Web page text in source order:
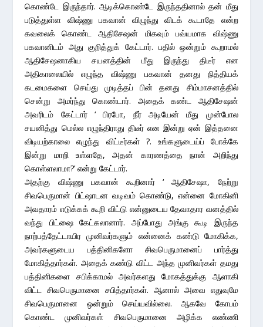
கொண்டே இருந்தார். ஆடிக்கொண்டே இருந்ததினால் தன் மீது
படுத்துள்ள விஷ்ணு பகவான் விழுந்து விடக் கூடாதே என்ற
கவலைக் கொண்ட ஆதிசேஷன் மிகவும் பவ்யமாக விஷ்ணு
பகவானிடம் அது குறித்துக் கேட்டார். பதில் ஒன்றும் கூறாமல்
ஆதிசேஷனாகிய சயனத்தின் மீது இருந்து திடீர் என
அதிகாலையில் எழுந்த விஷ்ணு பகவான் தனது நித்தியக்
கடமைகளை செய்து முடித்தப் பின் தனது சிம்மாசனத்தில்
சென்று அமர்ந்து கொண்டார். அதைக் கண்ட ஆதிசேஷன்
அவரிடம் கேட்டார் ‘ பிரபோ, நீர் அடியேன் மீது முன்போல
சயனித்து மெல்ல எழுந்திராது திடீர் என இன்று ஏன் இத்தனை
விடியற்காலை எழுந்து விட்டீர்கள் ?. உங்களுடைய்ப் போக்கே
இன்று மாறி உள்ளதே, அதன் காரணத்தை நான் அறிந்து
கொள்ளலாமா?’ என்று கேட்டார்.
அதற்கு விஷ்ணு பகவான் கூறினார் ‘ ஆதிசேஷா, நேற்று
சிவபெருமான் பிட்ஷாடன வடிவம் கொண்டு, என்னை மோகினி
அவதாரம் எடுக்கக் கூறி விட்டு என்னுடைய தேவாதார வனத்தில்
வந்து பிட்ஷை கேட்கலானார். அப்போது அங்கு கூடி இருந்த
நாற்பத்தேட்டாயிர முனிவர்களும் என்னைக் கண்டு மோகிக்க,
அவர்களுடைய பத்தினிகளோ சிவபெருமானைப் பார்த்து
மோகித்தார்கள். அதைக் கண்டு விட்ட அந்த முனிவர்கள் தமது
பத்தினிகளை சபிக்காமல் அவர்களது மோகத்துக்கு ஆளாகி
விட்ட சிவபெருமானை சபித்தார்கள். ஆனால் அவை எதுவுமே
சிவபெருமானை ஒன்றும் செய்யவில்லை. ஆகவே கோபம்
கொண்ட முனிவர்கள் சிவபெருமானை அழிக்க எண்ணி